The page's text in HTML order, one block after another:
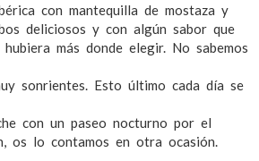
con mantequilla de mostaza y
deliciosos y con algún sabor que
más donde elegir. No sabemos
sonrientes. Esto último cada día se
con un paseo nocturno por el
os lo contamos en otra ocasión.